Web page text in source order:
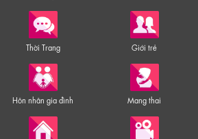
Thời Trang Giới trẻ
Hôn nhân gia đình Mang thai